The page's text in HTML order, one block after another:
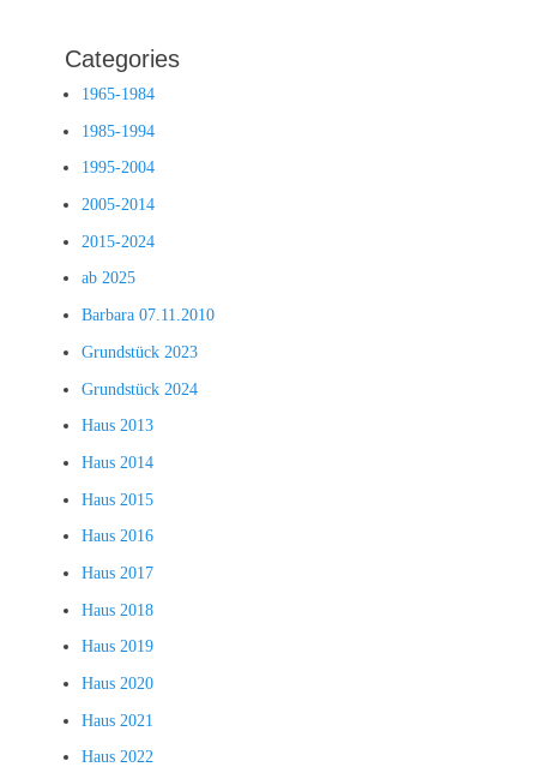
Categories
1965-1984
1985-1994
1995-2004
2005-2014
2015-2024
ab 2025
Barbara 07.11.2010
Grundstück 2023
Grundstück 2024
Haus 2013
Haus 2014
Haus 2015
Haus 2016
Haus 2017
Haus 2018
Haus 2019
Haus 2020
Haus 2021
Haus 2022